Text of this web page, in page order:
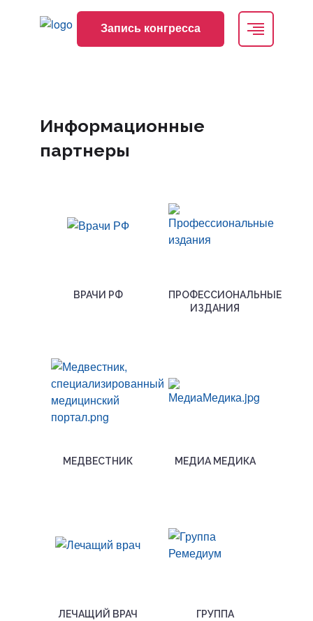
nmonews
Запись конгресса
Информационные
партнеры
ВРАЧИ РФ
ПРОФЕССИОНАЛЬНЫЕ
ИЗДАНИЯ
МЕДВЕСТНИК МЕДИА МЕДИКА
ЛЕЧАЩИЙ ВРАЧ
ГРУППА